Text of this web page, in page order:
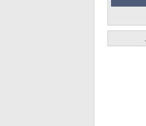
.